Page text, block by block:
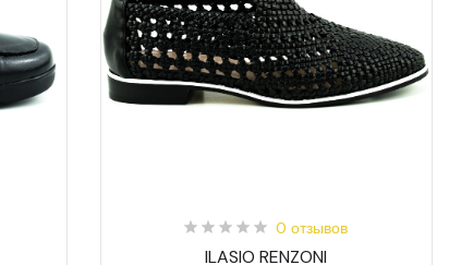
0 отзывов
ILASIO RENZONI